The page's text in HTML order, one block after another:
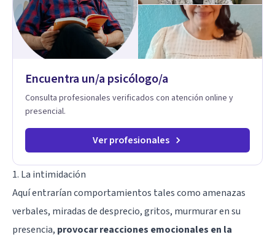
Encuentra un/a psicólogo/a
Consulta profesionales verificados con atención online y
presencial.
Ver profesionales
1. La intimidación
Aquí entrarían comportamientos tales como amenazas
verbales, miradas de desprecio, gritos, murmurar en su
presencia, provocar reacciones emocionales en la